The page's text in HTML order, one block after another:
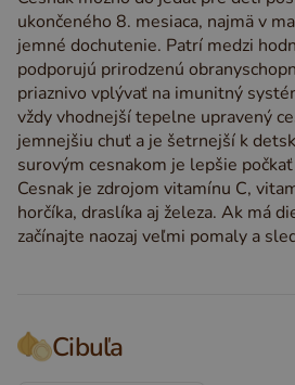
ukončeného 8. mesiaca, najmä v
jemné dochutenie. Patrí medzi
podporujú prirodzenú
priaznivo vplývať na imunitný
vždy vhodnejší tepelne upravený
jemnejšiu chuť a je šetrnejší k
surovým cesnakom je lepšie
Cesnak je zdrojom vitamínu C,
horčíka, draslíka aj železa. Ak má
začínajte naozaj veľmi pomaly a
Cibuľa